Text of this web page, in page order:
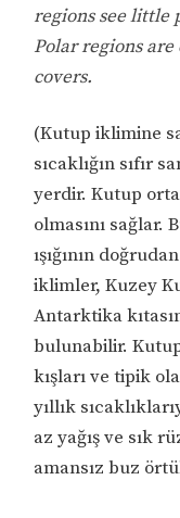
regions see little
Polar regions
covers.
(Kutup iklimine
sıcaklığın sıfır
yerdir. Kutup
olmasını sağlar.
ışığının
iklimler, Kuzey
Antarktika
bulunabilir.
kışları ve tipik
yıllık
az yağış ve sık
amansız buz